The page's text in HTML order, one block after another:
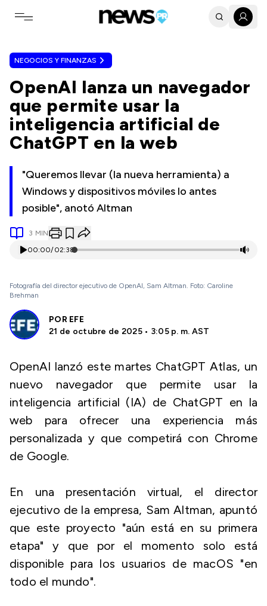
Toggle navigation menu
NEGOCIOS Y FINANZAS
OpenAI lanza un navegador
que permite usar la
inteligencia artificial de
ChatGPT en la web
"Queremos llevar (la nueva herramienta) a
Windows y dispositivos móviles lo antes
posible", anotó Altman
3 MIN
00:00/02:38
Fotografía del director ejecutivo de OpenAI, Sam Altman. Foto: Caroline
Brehman
POR EFE
21 de octubre de 2025 • 3:05 p. m. AST
OpenAI lanzó este martes ChatGPT Atlas, un
nuevo navegador que permite usar la
inteligencia artificial (IA) de ChatGPT en la
web para ofrecer una experiencia más
personalizada y que competirá con Chrome
de Google.
En una presentación virtual, el director
ejecutivo de la empresa, Sam Altman, apuntó
que este proyecto "aún está en su primera
etapa" y que por el momento solo está
disponible para los usuarios de macOS "en
todo el mundo".